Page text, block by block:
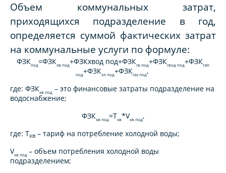
Объем коммунальных затрат,
приходящихся подразделение в год,
определяется суммой фактических затрат
на коммунальные услуги по формуле:
ФЗКпод=ФЗКхв под+ФЗКхвод под+ФЗКгв под+ФЗКгвод под+ФЗКтеп
под+ФЗКэл под+ФЗКгаз под,
где: ФЗКхв под – это финансовые затраты подразделение на
водоснабжение;
ФЗКхв под=Тхв*Vхв под,
где: Тхв – тариф на потребление холодной воды;
Vхв под – объем потребления холодной воды
подразделением;